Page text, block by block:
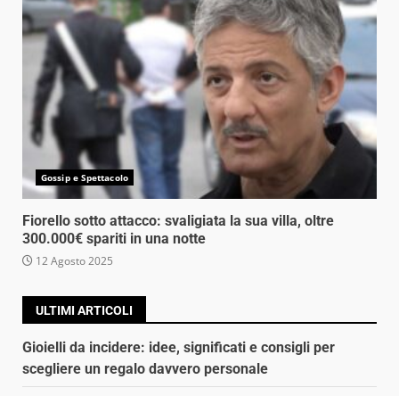
Gossip e Spettacolo
Fiorello sotto attacco: svaligiata la sua villa, oltre
300.000€ spariti in una notte
12 Agosto 2025
ULTIMI ARTICOLI
Gioielli da incidere: idee, significati e consigli per
scegliere un regalo davvero personale